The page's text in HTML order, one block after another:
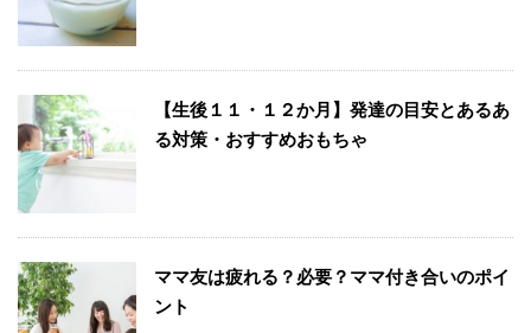
【生後１１・１２か月】発達の目安とあるあ
る対策・おすすめおもちゃ
ママ友は疲れる？必要？ママ付き合いのポイ
ント